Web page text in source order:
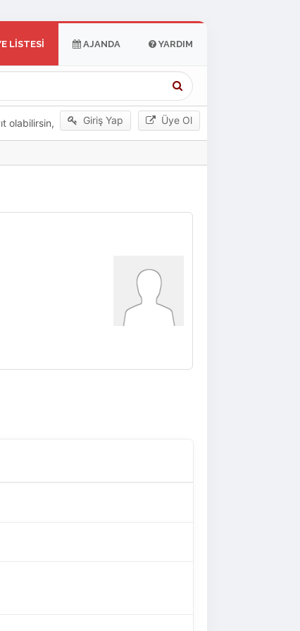
LISTESI AJANDA YARDIM
Giriş Yap Üye Ol
olabilirsin,